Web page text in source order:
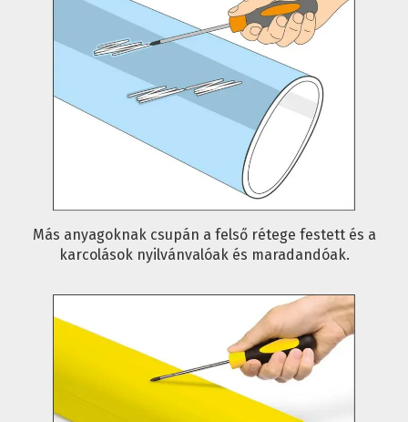
Más anyagoknak csupán a felső rétege festett és a
karcolások nyilvánvalóak és maradandóak.